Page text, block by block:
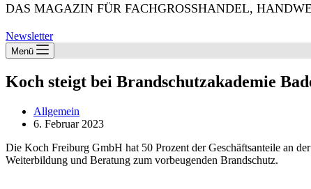
DAS MAGAZIN FÜR FACHGROSSHANDEL,
Newsletter
Menü
Koch steigt bei Brandschutzakademie
Allgemein
6. Februar 2023
Die Koch Freiburg GmbH hat 50 Prozent der Geschäftsanteile an
Weiterbildung und Beratung zum vorbeugenden Brandschutz.